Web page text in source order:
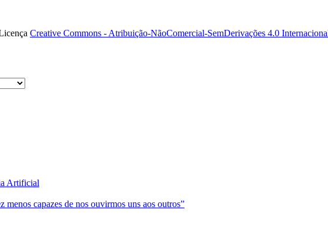
Creative Commons - Atribuição-NãoComercial-SemDerivações 4.0
Artificial
menos capazes de nos ouvirmos uns aos outros”